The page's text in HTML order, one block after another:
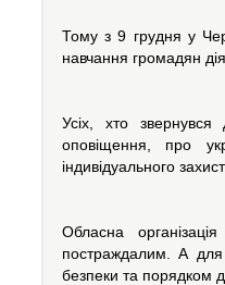
Тому з 9 грудня у
навчання громадян
Усіх, хто звернувся
оповіщення, про
індивідуального
Обласна
постраждалим. А для
безпеки та порядком